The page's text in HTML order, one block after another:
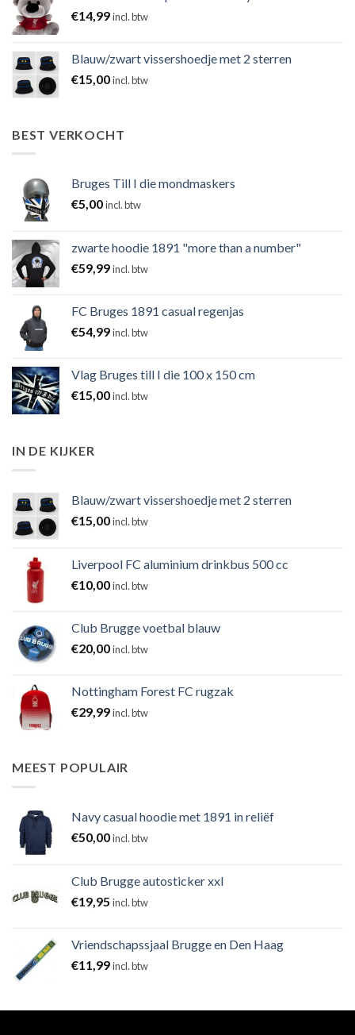
€14,99incl. btw
Blauw/zwart vissershoedje met 2 sterren
€15,00incl. btw
BEST VERKOCHT
Bruges Till I die mondmaskers
€5,00incl. btw
zwarte hoodie 1891 "more than a number"
€59,99incl. btw
FC Bruges 1891 casual regenjas
€54,99incl. btw
Vlag Bruges till I die 100 x 150 cm
€15,00incl. btw
IN DE KIJKER
Blauw/zwart vissershoedje met 2 sterren
€15,00incl. btw
Liverpool FC aluminium drinkbus 500 cc
€10,00incl. btw
Club Brugge voetbal blauw
€20,00incl. btw
Nottingham Forest FC rugzak
€29,99incl. btw
MEEST POPULAIR
Navy casual hoodie met 1891 in reliëf
€50,00incl. btw
Club Brugge autosticker xxl
€19,95 incl. btw
Vriendschapssjaal Brugge en Den Haag
€11,99incl. btw